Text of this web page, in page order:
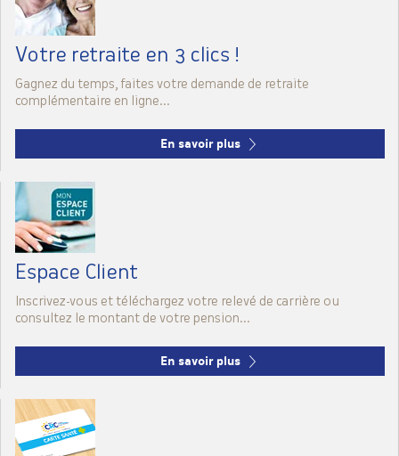
Votre retraite en 3 clics !
Gagnez du temps, faites votre demande de retraite
complémentaire en ligne...
En savoir plus
Espace Client
Inscrivez-vous et téléchargez votre relevé de carrière ou
consultez le montant de votre pension...
En savoir plus